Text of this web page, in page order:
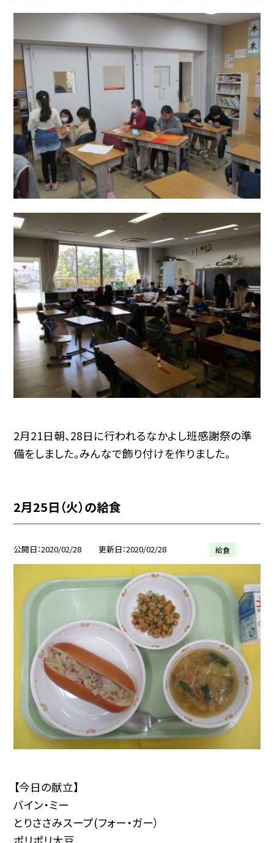
2月21日朝、28日に行われるなかよし班感謝祭の準
備をしました。みんなで飾り付けを作りました。
2月25日（火）の給食
公開日 2020/02/28 更新日 2020/02/28 給食
【今日の献立】
バイン・ミー
とりささみスープ(フォー・ガー）